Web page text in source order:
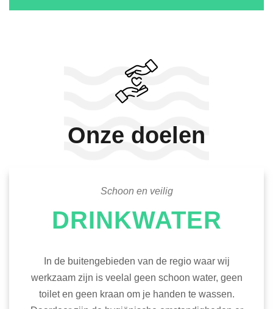
Onze doelen
Schoon en veilig
DRINKWATER
In de buitengebieden van de regio waar wij
werkzaam zijn is veelal geen schoon water, geen
toilet en geen kraan om je handen te wassen.